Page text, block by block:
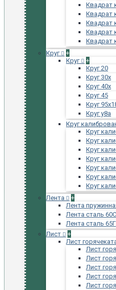
Квадрат
Квадрат
Квадрат
Квадрат
Квадрат
Круг
+
Круг
+
Круг 20
Круг 30х
Круг 40х
Круг 45
Круг
Круг у8а
Круг
Круг
Круг
Круг
Круг
Круг
Круг
Круг
Лента
+
Лента
Лента сталь
Лента сталь 65Г
Лист
+
Лист
Лист
Лист
Лист
Лист
Лист